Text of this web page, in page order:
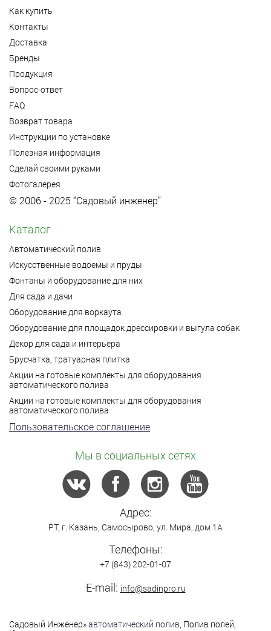
Как купить
Контакты
Доставка
Бренды
Продукция
Вопрос-ответ
FAQ
Возврат товара
Инструкции по установке
Полезная информация
Сделай своими руками
Фотогалерея
© 2006 - 2025 “Садовый инженер”
Каталог
Автоматический полив
Искусственные водоемы и пруды
Фонтаны и оборудование для них
Для сада и дачи
Оборудование для воркаута
Оборудование для площадок дрессировки и выгула собак
Декор для сада и интерьера
Брусчатка, тратуарная плитка
Акции на готовые комплекты для оборудования
автоматического полива
Акции на готовые комплекты для оборудования
автоматического полива
Пользовательское соглашение
Мы в социальных сетях
Адрес:
РТ, г. Казань Самосырово ул. Мира, дом 1А
Телефоны:
+7 (843) 202-01-07
E-mail: info@sadinpro.ru
Садовый Инженер»автоматический полив , Полив полей,